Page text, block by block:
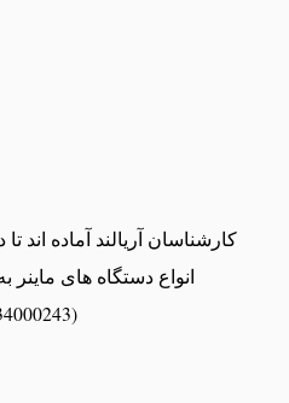
کارشناسان آریالند آماده اند
انواع دستگاه های ماینر
(09134000243)